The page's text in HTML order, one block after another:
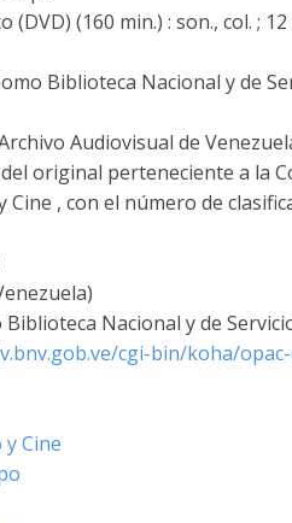
(DVD) (160 min.) : son., col. ;
Biblioteca Nacional y de
Audiovisual de
original perteneciente a la
Cine , con el número de
Nacional y de
cgi-bin/koha/
y Cine